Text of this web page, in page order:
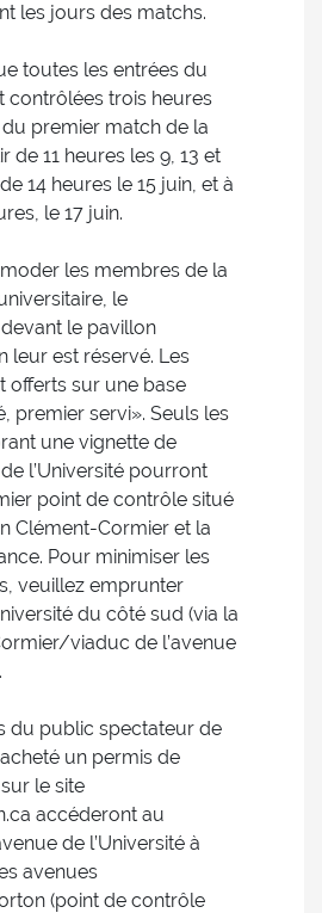
les jours des matchs.
toutes les entrées du
contrôlées trois heures
premier match de la
de 11 heures les 9, 13 et
14 heures le 15 juin, et à
le 17 juin.
les membres de la
le
le pavillon
leur est réservé. Les
offerts sur une base
premier servi». Seuls les
une vignette de
l’Université pourront
point de contrôle situé
Clément-Cormier et la
Pour minimiser les
veuillez emprunter
du côté sud (via la
viaduc de l’avenue
du public spectateur de
un permis de
le site
accéderont au
de l’Université à
avenues
(point de contrôle